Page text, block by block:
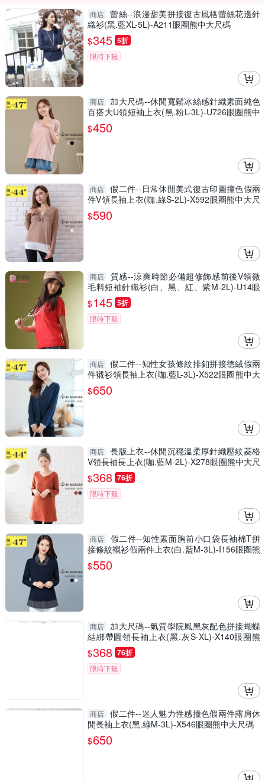
商店 蕾絲--浪漫甜美拼接復古風格蕾絲花邊針
織衫(黑.藍XL-5L)-A211眼圈熊中大尺碼
$345 5折
限時下殺
商店
加大尺碼--休閒寬鬆冰絲感針織素面純色
百搭大U領短袖上衣(黑.粉L-3L)-U726眼圈熊中
大尺碼
$450
商店 假二件--日常休閒美式復古印圖撞色假兩
件V領長袖上衣(咖.綠S-2L)-X592眼圈熊中大尺
碼
$590
商店
質感--涼爽時節必備超修飾感前後V領微
毛料短袖針織衫(白、黑、紅、紫M-2L)-U14眼
圈熊中大尺碼
$145 5折
限時下殺
商店 假二件--知性女孩條紋排釦拼接德絨假兩
件襯衫領長袖上衣(咖.藍L-3L)-X522眼圈熊中大
尺碼
$650
商店 長版上衣--休閒沉穩溫柔厚針織壓紋菱格
V領長袖長上衣(咖.藍M-2L)-X278眼圈熊中大尺
碼
$368 76折
限時下殺
商店
假二件--知性素面胸前小口袋長袖棉T拼
接條紋襯衫假兩件上衣(白.藍M-3L)-I156眼圈熊
中大尺碼
$550
商店
加大尺碼--氣質學院風黑灰配色拼接蝴蝶
結綁帶圓領長袖上衣(黑.灰S-XL)-X140眼圈熊
中大尺碼
$368 76折
限時下殺
商店 假二件--迷人魅力性感撞色假兩件露肩休
閒長袖上衣(黑.綠M-3L)-X546眼圈熊中大尺碼
$650